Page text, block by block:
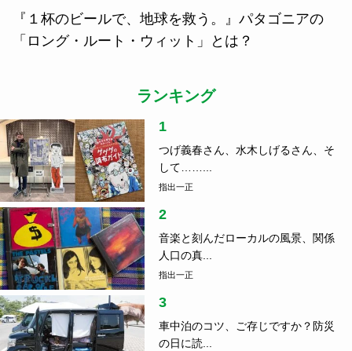
『１杯のビールで、地球を救う。』パタゴニアの
「ロング・ルート・ウィット」とは？
ランキング
1
つげ義春さん、水木しげるさん、そ
して……...
指出一正
2
音楽と刻んだローカルの風景、関係
人口の真...
指出一正
3
車中泊のコツ、ご存じですか？防災
の日に読...